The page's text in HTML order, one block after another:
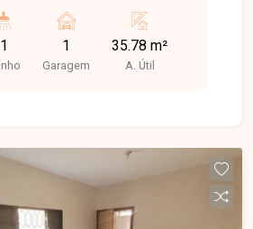
1 1
Garagem
35.78 m²
A. Útil